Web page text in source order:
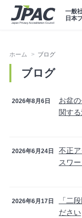
一般
日本
ホーム ブログ
ブログ
2026年8月6日
お盆
関す
2026年6月24日
不正
スワ
2026年6月17日
「二
ださい